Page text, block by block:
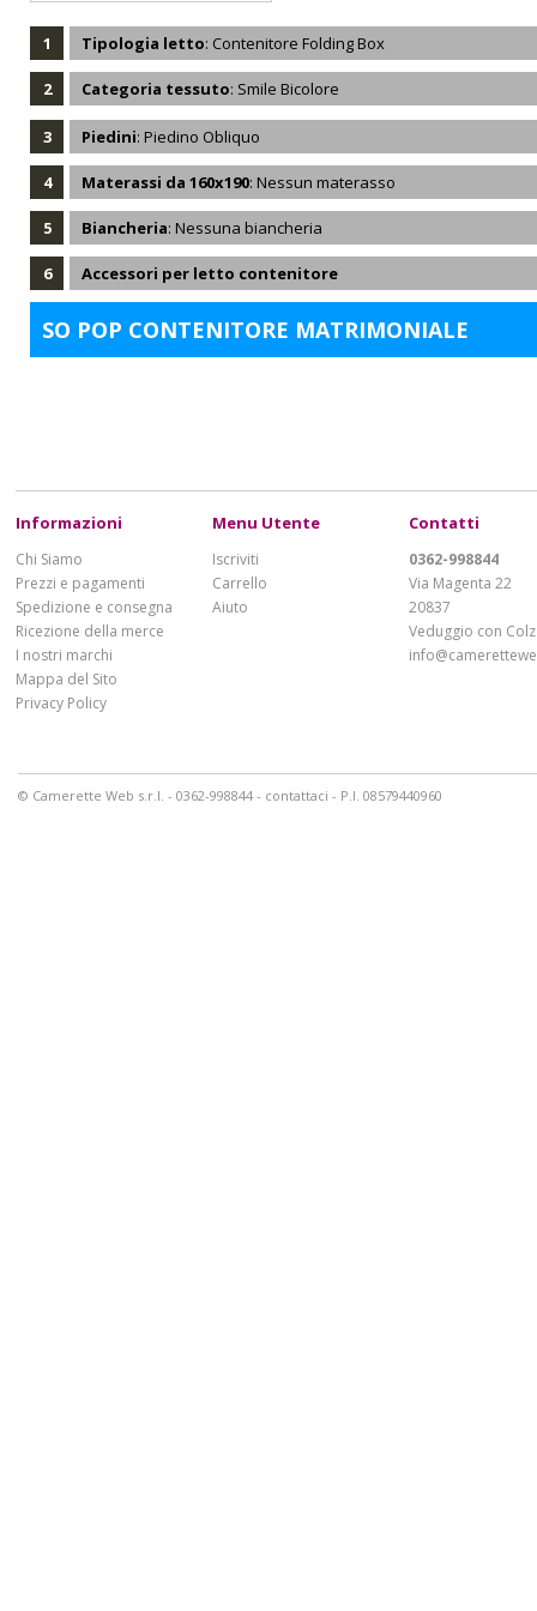
1 Tipologia letto: Contenitore Folding Box
2 Categoria tessuto: Smile Bicolore
3 Piedini: Piedino Obliquo
4 Materassi da 160x190: Nessun materasso
5 Biancheria: Nessuna biancheria
6 Accessori per letto contenitore
SO POP CONTENITORE MATRIMONIALE
Informazioni
Chi Siamo
Prezzi e pagamenti
Spedizione e consegna
Ricezione della merce
I nostri marchi
Mappa del Sito
Privacy Policy
Menu Utente
Iscriviti
Carrello
Aiuto
Contatti
0362-998844
Via Magenta 22
20837
Veduggio con
© Camerette Web s.r.l. - 0362-998844 - contattaci - P.I. 08579440960